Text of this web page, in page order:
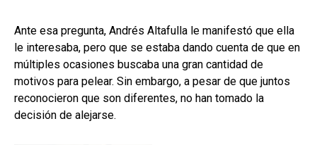
Ante esa pregunta, Andrés Altafulla le manifestó que ella
le interesaba, pero que se estaba dando cuenta de que en
múltiples ocasiones buscaba una gran cantidad de
motivos para pelear. Sin embargo, a pesar de que juntos
reconocieron que son diferentes, no han tomado la
decisión de alejarse.